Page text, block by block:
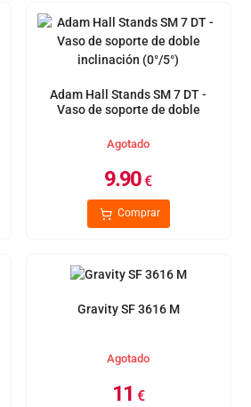
Adam Hall Stands SM 7 DT -
Vaso de soporte de doble
Agotado
9.90€
Comprar
Gravity SF 3616 M
Agotado
11 €